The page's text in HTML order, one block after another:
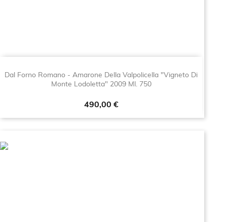
Dal Forno Romano - Amarone Della Valpolicella "Vigneto Di
Monte Lodoletta" 2009 Ml. 750
Prezzo
490,00 €